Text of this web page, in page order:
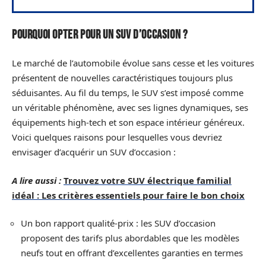
Pourquoi opter pour un SUV d’occasion ?
Le marché de l’automobile évolue sans cesse et les voitures
présentent de nouvelles caractéristiques toujours plus
séduisantes. Au fil du temps, le SUV s’est imposé comme
un véritable phénomène, avec ses lignes dynamiques, ses
équipements high-tech et son espace intérieur généreux.
Voici quelques raisons pour lesquelles vous devriez
envisager d’acquérir un SUV d’occasion :
A lire aussi : Trouvez votre SUV électrique familial
idéal : Les critères essentiels pour faire le bon choix
Un bon rapport qualité-prix : les SUV d’occasion
proposent des tarifs plus abordables que les modèles
neufs tout en offrant d’excellentes garanties en termes